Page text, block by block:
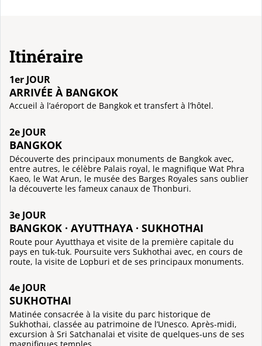
Itinéraire
1er JOUR
ARRIVÉE À BANGKOK
Accueil à l’aéroport de Bangkok et transfert à l’hôtel.
2e JOUR
BANGKOK
Découverte des principaux monuments de Bangkok avec,
entre autres, le célèbre Palais royal, le magnifique Wat Phra
Kaeo, le Wat Arun, le musée des Barges Royales sans oublier
la découverte les fameux canaux de Thonburi.
3e JOUR
BANGKOK · AYUTTHAYA · SUKHOTHAI
Route pour Ayutthaya et visite de la première capitale du
pays en tuk-tuk. Poursuite vers Sukhothai avec, en cours de
route, la visite de Lopburi et de ses principaux monuments.
4e JOUR
SUKHOTHAI
Matinée consacrée à la visite du parc historique de
Sukhothai, classée au patrimoine de l’Unesco. Après-midi,
excursion à Sri Satchanalai et visite de quelques-uns de ses